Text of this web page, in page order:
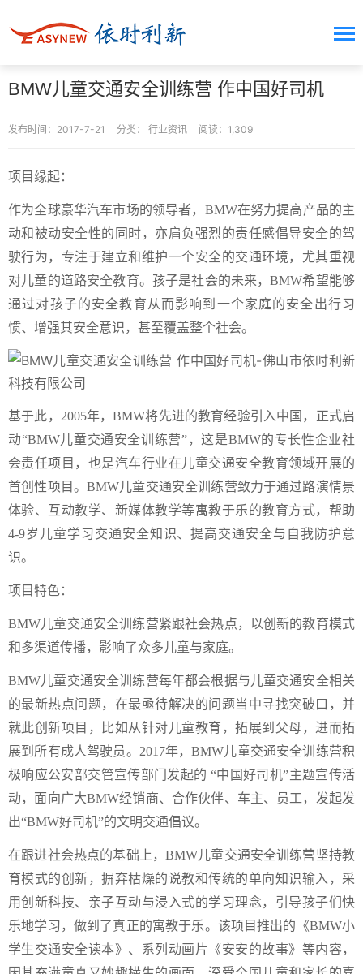
BMW儿童交通安全训练营 作中国好司机
发布时间：2017-7-21 分类： 行业资讯 阅读：1,309
项目缘起：
作为全球豪华汽车市场的领导者，BMW在努力提高产品的主
动和被动安全性的同时，亦肩负强烈的责任感倡导安全的驾
驶行为，专注于建立和维护一个安全的交通环境，尤其重视
对儿童的道路安全教育。孩子是社会的未来，BMW希望能够
通过对孩子的安全教育从而影响到一个家庭的安全出行习
惯、增强其安全意识，甚至覆盖整个社会。
基于此，2005年，BMW将先进的教育经验引入中国，正式启
动“BMW儿童交通安全训练营”，这是BMW的专长性企业社
会责任项目，也是汽车行业在儿童交通安全教育领域开展的
首创性项目。BMW儿童交通安全训练营致力于通过路演情景
体验、互动教学、新媒体教学等寓教于乐的教育方式，帮助
4-9岁儿童学习交通安全知识、提高交通安全与自我防护意
识。
项目特色：
BMW儿童交通安全训练营紧跟社会热点，以创新的教育模式
和多渠道传播，影响了众多儿童与家庭。
BMW儿童交通安全训练营每年都会根据与儿童交通安全相关
的最新热点问题，在最亟待解决的问题当中寻找突破口，并
就此创新项目，比如从针对儿童教育，拓展到父母，进而拓
展到所有成人驾驶员。2017年，BMW儿童交通安全训练营积
极响应公安部交管宣传部门发起的 “中国好司机”主题宣传活
动，面向广大BMW经销商、合作伙伴、车主、员工，发起发
出“BMW好司机”的文明交通倡议。
在跟进社会热点的基础上，BMW儿童交通安全训练营坚持教
育模式的创新，摒弃枯燥的说教和传统的单向知识输入，采
用创新科技、亲子互动与浸入式的学习理念，引导孩子们快
乐地学习，做到了真正的寓教于乐。该项目推出的《BMW小
学生交通安全读本》、系列动画片《安安的故事》等内容，